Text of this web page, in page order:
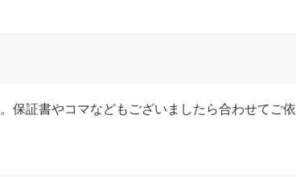
保証書やコマなどもございましたら合わせてご依